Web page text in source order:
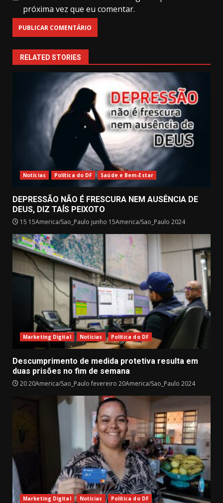
próxima vez que eu comentar.
RELATED STORIES
Notícias Política do DF Saúde e Bem-Estar
DEPRESSÃO NÃO É FRESCURA NEM AUSÊNCIA DE
DEUS, DIZ TAÍS PEIXOTO
15 15America/Sao_Paulo junho 15America/Sao_Paulo 2024
Marketing Digital Notícias Política do DF
Descumprimento de medida protetiva resulta em
duas prisões no fim de semana
20 20America/Sao_Paulo fevereiro 20America/Sao_Paulo 2024
Marketing Digital Notícias Política do DF